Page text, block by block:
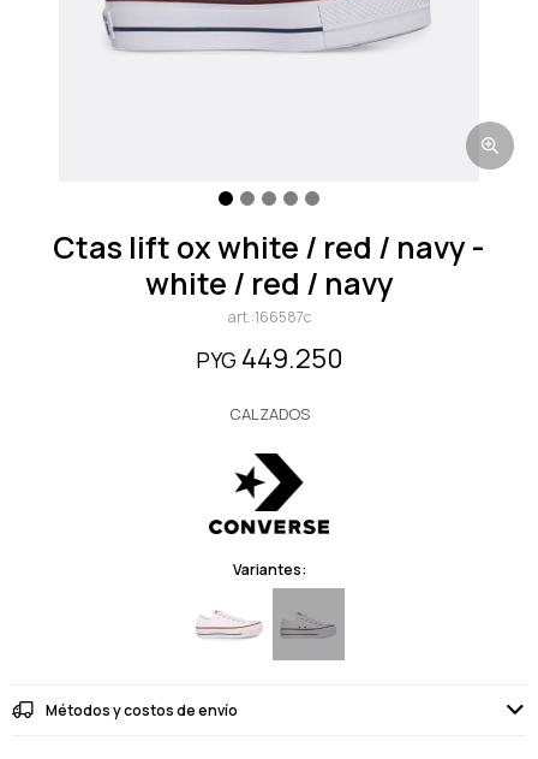
ctas lift ox white / red / navy -
white / red / navy
166587c
PYG 449.250
CALZADOS
Variantes:
Métodos y costos de envío